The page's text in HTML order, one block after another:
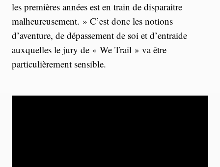
les premières années est en train de disparaitre
malheureusement. » C’est donc les notions
d’aventure, de dépassement de soi et d’entraide
auxquelles le jury de « We Trail » va être
particulièrement sensible.